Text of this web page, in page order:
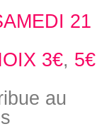
21
3€, 5€
au